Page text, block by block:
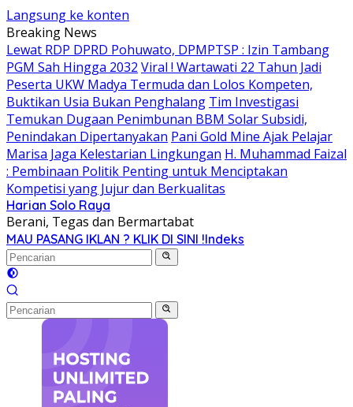
Langsung ke konten
Breaking News
Lewat RDP DPRD Pohuwato, DPMPTSP : Izin Tambang
PGM Sah Hingga 2032 Viral ! Wartawati 22 Tahun Jadi
Peserta UKW Madya Termuda dan Lolos Kompeten,
Buktikan Usia Bukan Penghalang Tim Investigasi
Temukan Dugaan Penimbunan BBM Solar Subsidi,
Penindakan Dipertanyakan Pani Gold Mine Ajak Pelajar
Marisa Jaga Kelestarian Lingkungan H. Muhammad Faizal
: Pembinaan Politik Penting untuk Menciptakan
Kompetisi yang Jujur dan Berkualitas
Harian Solo Raya
Berani, Tegas dan Bermartabat
MAU PASANG IKLAN ? KLIK DI SINI !Indeks